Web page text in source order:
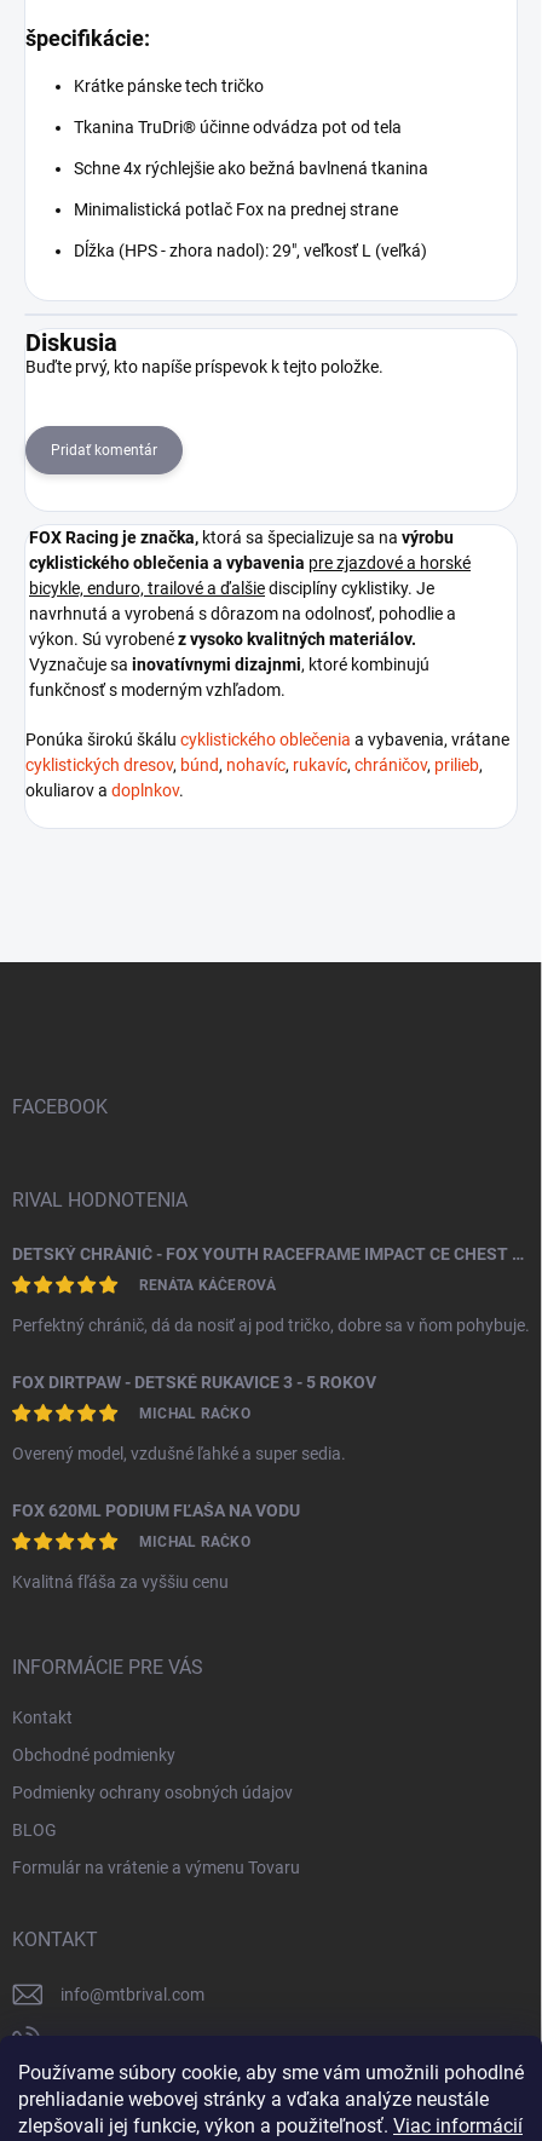
Používame súbory cookie, aby sme vám umožnili pohodlné
prehliadanie webovej stránky a vďaka analýze neustále
zlepšovali jej funkcie, výkon a použiteľnosť. Viac informácií
špecifikácie:
Krátke pánske tech tričko
Tkanina TruDri® účinne odvádza pot od tela
Schne 4x rýchlejšie ako bežná bavlnená tkanina
Minimalistická potlač Fox na prednej strane
Dĺžka (HPS - zhora nadol): 29", veľkosť L (veľká)
Diskusia
Buďte prvý, kto napíše príspevok k tejto položke.
Pridať komentár
FOX Racing jeznačka, ktorá sa špecializuje sa na výrobu
cyklistického oblečenia a vybavenia pre zjazdové a horské
bicykle, enduro, trailové a ďalšiedisciplíny cyklistiky. Je
navrhnutá a vyrobená s dôrazom na odolnosť, pohodlie a
výkon. Sú vyrobenéz vysoko kvalitných materiálov.
Vyznačuje sa inovatívnymi dizajnmi, ktoré kombinujú
funkčnosť s moderným vzhľadom.
Ponúka širokú škálu cyklistického oblečenia a vybavenia, vrátane
cyklistických dresov, búnd, nohavíc, rukavíc, chráničov, prilieb,
okuliarov a doplnkov.
FACEBOOK
RIVAL HODNOTENIA
DETSKÝ CHRÁNIČ - FOX YOUTH RACEFRAME IMPACT CE CHEST GUARD
RENÁTA KÁČEROVÁ
Perfektný chránič, dá da nosiť aj pod tričko, dobre sa v ňom pohybuje.
FOX DIRTPAW - DETSKÉ RUKAVICE 3 - 5 ROKOV
MICHAL RAČKO
Overený model, vzdušné ľahké a super sedia.
FOX 620ML PODIUM FĽAŠA NA VODU
MICHAL RAČKO
Kvalitná fľáša za vyššiu cenu
INFORMÁCIE PRE VÁS
Kontakt
Obchodné podmienky
Podmienky ochrany osobných údajov
BLOG
Formulár na vrátenie a výmenu Tovaru
KONTAKT
info@mtbrival.com
Náš Facebook
mtb_rival